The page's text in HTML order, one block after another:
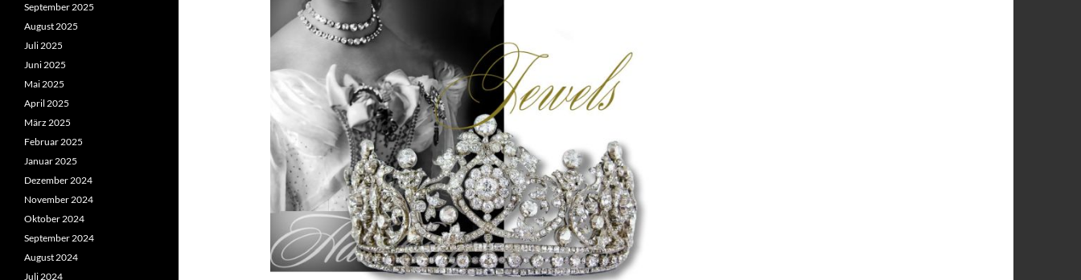
September 2025
August 2025
Juli 2025
Juni 2025
Mai 2025
April 2025
März 2025
Februar 2025
Januar 2025
Dezember 2024
November 2024
Oktober 2024
September 2024
August 2024
Juli 2024